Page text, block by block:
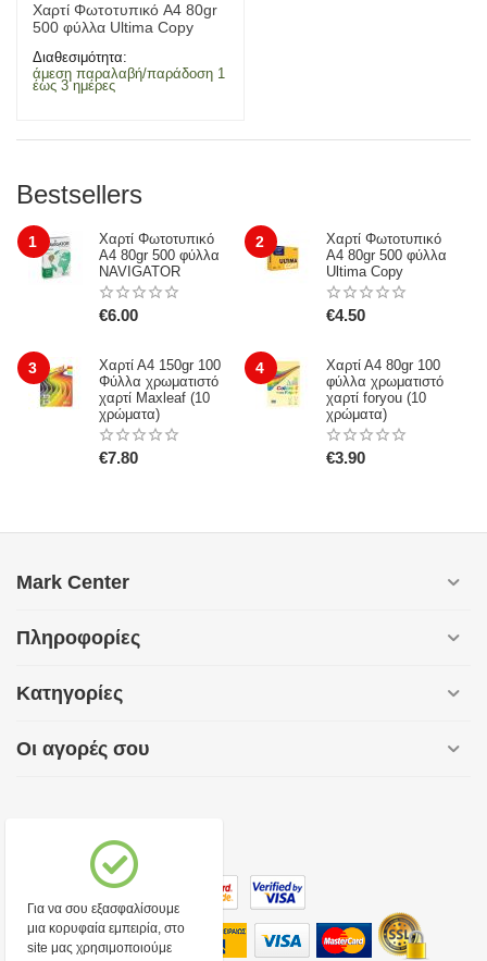
Χαρτί Φωτοτυπικό Α4 80gr
500 φύλλα Ultima Copy
Διαθεσιμότητα:
άμεση παραλαβή/παράδοση 1
έως 3 ημέρες
Bestsellers
1
Χαρτί Φωτοτυπικό
Α4 80gr 500 φύλλα
NAVIGATOR
€6.00
2
Χαρτί Φωτοτυπικό
Α4 80gr 500 φύλλα
Ultima Copy
€4.50
3
Χαρτί Α4 150gr 100
Φύλλα χρωματιστό
χαρτί Maxleaf (10
χρώματα)
€7.80
4
Χαρτί Α4 80gr 100
φύλλα χρωματιστό
χαρτί foryou (10
χρώματα)
€3.90
Mark Center
Πληροφορίες
Κατηγορίες
Οι αγορές σου
Για να σου εξασφαλίσουμε
μια κορυφαία εμπειρία, στο
site μας χρησιμοποιούμε